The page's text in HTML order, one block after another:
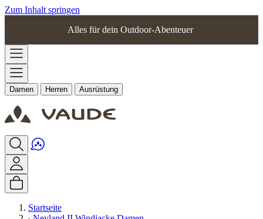
Zum Inhalt springen
Alles für dein Outdoor-Abenteuer
Damen Herren Ausrüstung
Startseite